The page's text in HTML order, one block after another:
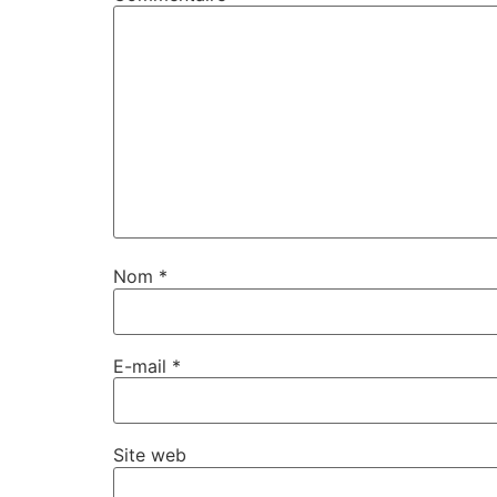
Nom *
E-mail *
Site web